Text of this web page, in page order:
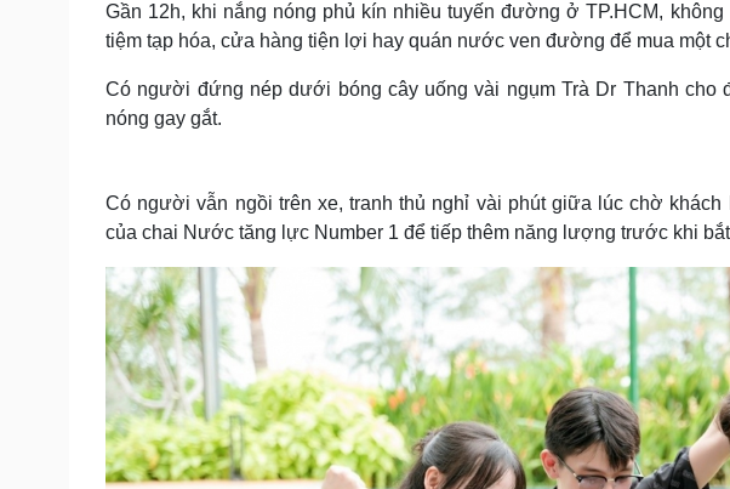
Nhi khoa
Nam khoa
Phòng mạch online
Ăn sạch sống khỏe
Di sản
Gần 12h, khi nắng nóng phủ kín nhiều tuyến đường ở TP.HCM,
tiệm tạp hóa, cửa hàng tiện lợi hay quán nước ven đường để mua một
Có người đứng nép dưới bóng cây uống vài ngụm Trà Dr Thanh cho
nóng gay gắt.
Có người vẫn ngồi trên xe, tranh thủ nghỉ vài phút giữa lúc chờ
của chai Nước tăng lực Number 1 để tiếp thêm năng lượng trước khi